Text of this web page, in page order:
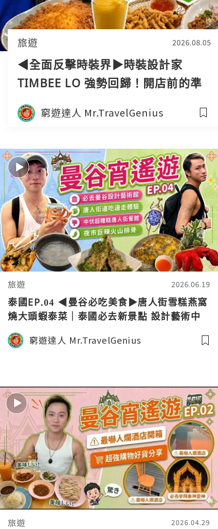
旅遊 2026.08.05
◀︎全面反擊時裝界▶︎時裝設計家
TIMBEE LO 強勢回歸！開店前的準
備工作 搜出國外最強設計團隊
Crossover｜窮遊達人4K中字
窮遊達人 Mr.TravelGenius
旅遊 2026.06.19
泰國EP.04 ◀︎曼谷必吃美食▶︎唐人街雪糕燕窩
燒大頭蝦泰菜｜泰國必去新景點 設計藝術中
心｜夜市爆辣火山排骨｜隨心旅行VLOG｜窮
遊達人4K中字
窮遊達人 Mr.TravelGenius
旅遊 2026.04.29